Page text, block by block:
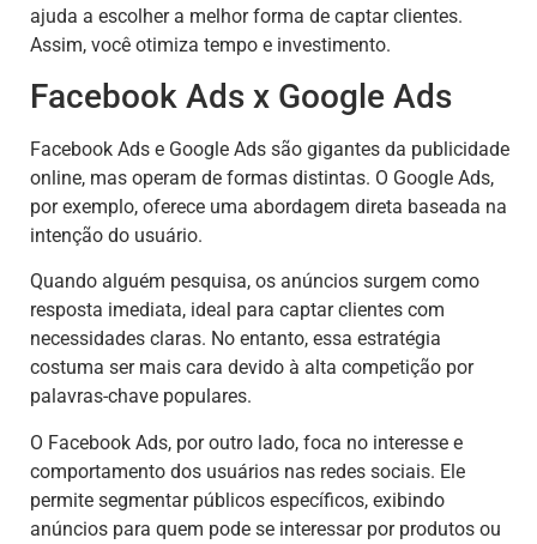
ajuda a escolher a melhor forma de captar clientes.
Assim, você otimiza tempo e investimento.
Facebook Ads x Google Ads
Facebook Ads e Google Ads são gigantes da publicidade
online, mas operam de formas distintas. O Google Ads,
por exemplo, oferece uma abordagem direta baseada na
intenção do usuário.
Quando alguém pesquisa, os anúncios surgem como
resposta imediata, ideal para captar clientes com
necessidades claras. No entanto, essa estratégia
costuma ser mais cara devido à alta competição por
palavras-chave populares.
O Facebook Ads, por outro lado, foca no interesse e
comportamento dos usuários nas redes sociais. Ele
permite segmentar públicos específicos, exibindo
anúncios para quem pode se interessar por produtos ou